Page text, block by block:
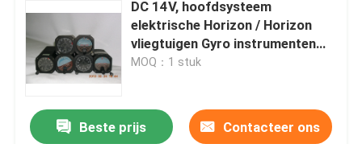
DC 14V, hoofdsysteem
elektrische Horizon / Horizon
vliegtuigen Gyro instrumenten
GD031
MOQ：1 stuk
Beste prijs Contacteer ons